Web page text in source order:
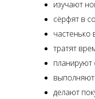
изучают
сёрфят в
частенько
тратят
планируют
выполняют
делают